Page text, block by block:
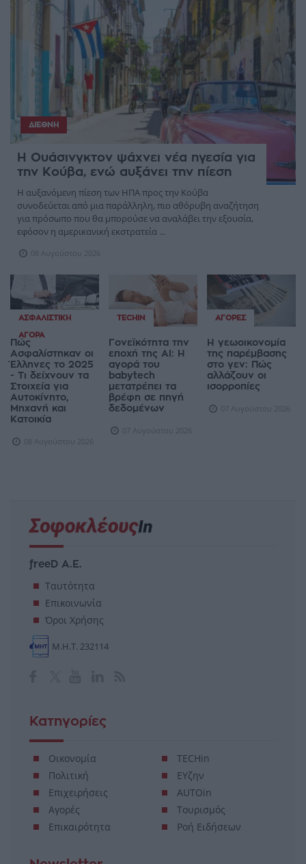
Η Ουάσινγκτον ψάχνει νέα ηγεσία για
την Κούβα, ενώ αυξάνει την πίεση
Η αυξανόμενη πίεση των ΗΠΑ προς την Κούβα
συνοδεύεται από μια παράλληλη, πιο αθόρυβη αναζήτηση
για πρόσωπο που θα μπορούσε να αναλάβει την εξουσία,
εφόσον η αμερικανική εκστρατεία ...
ΑΣΦΑΛΙΣΤΙΚΉ
ΑΓΟΡΆ
Πώς
Ασφαλίστηκαν οι
Έλληνες το 2025
- Τι δείχνουν τα
Στοιχεία για
Αυτοκίνητο,
Μηχανή και
Γονεϊκότητα την
εποχή της AI: Η
αγορά του
babytech
μετατρέπει τα
βρέφη σε πηγή
Η γεωοικονομία
της παρέμβασης
στο γεν: Πώς
αλλάζουν οι
freeD Α.Ε.
Ταυτότητα
Επικοινωνία
Όροι Χρήσης
Κατηγορίες
Οικονομία
Πολιτική
Επιχειρήσεις
Αγορές
TECHin
ΕΥζην
AUTOin
Τουρισμός